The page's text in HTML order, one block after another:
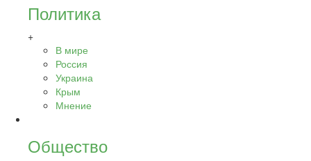
Политика
+
В мире
Россия
Украина
Крым
Мнение
Общество